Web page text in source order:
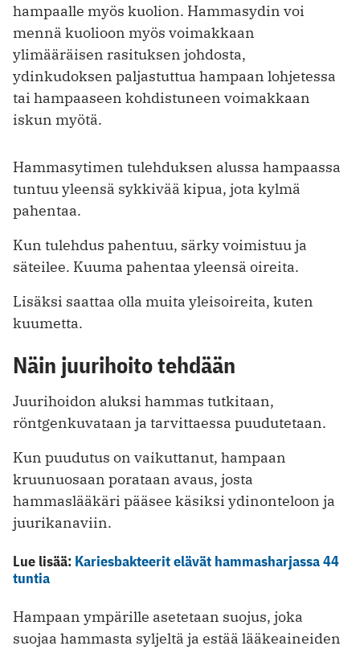
hampaalle myös kuolion. Hammasydin voi
mennä kuolioon myös voimakkaan
ylimääräisen rasituksen johdosta,
ydinkudoksen paljastuttua hampaan lohjetessa
tai hampaaseen kohdistuneen voimakkaan
iskun myötä.
Hammasytimen tulehduksen alussa hampaassa
tuntuu yleensä sykkivää kipua, jota kylmä
pahentaa.
Kun tulehdus pahentuu, särky voimistuu ja
säteilee. Kuuma pahentaa yleensä oireita.
Lisäksi saattaa olla muita yleisoireita, kuten
kuumetta.
Näin juurihoito tehdään
Juurihoidon aluksi hammas tutkitaan,
röntgenkuvataan ja tarvittaessa puudutetaan.
Kun puudutus on vaikuttanut, hampaan
kruunuosaan porataan avaus, josta
hammaslääkäri pääsee käsiksi ydinonteloon ja
juurikanaviin.
Lue lisää: Kariesbakteerit elävät hammasharjassa 44
tuntia
Hampaan ympärille asetetaan suojus, joka
suojaa hammasta syljeltä ja estää lääkeaineiden